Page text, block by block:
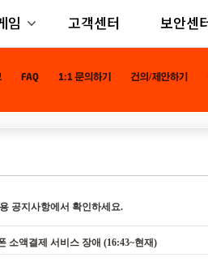
임 고객센터 보안센
공지사항에서 확인하세요.
소액결제 서비스 장애 (16:43~현재)